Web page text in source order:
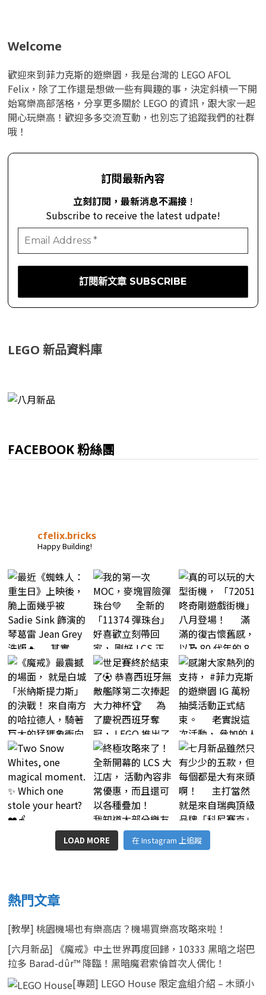
Welcome
歡迎來到菲力克斯的遊樂園，我是台灣的 LEGO AFOL
Felix，除了工作還是想做一些有興趣的事，決定斜槓一下開
始寫樂高部落格，分享更多關於 LEGO 的資訊，跟大家一起
開心玩樂高！歡迎多多交流互動，也別忘了追蹤我們的社群
哦！
訂閱最新內容
立刻訂閱，最新消息不漏接 !
Subscribe to receive the latest udpate!
LEGO 新品資料庫
FACEBOOK 粉絲團
cfelix.bricks
Happy Building!
LOAD MORE 在 Instagram 上追蹤
熱門文章
[教學] 桃園機場也有樂高店？機場買樂高攻略來啦！
[六月新品] 《魔戒》中土世界再度回歸，10333 黑暗之塔巴
拉多 Barad-dûr™ 降臨！黑暗魔君索倫首次人偶化！
[專題] LEGO House 限定盒組介紹 – 木頭小